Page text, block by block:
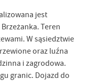
jest
Teren
W sąsiedztwie
oraz luźna
i zagrodowa.
granic. Dojazd do
dostawców usług.
prezentujących nasze
mediów